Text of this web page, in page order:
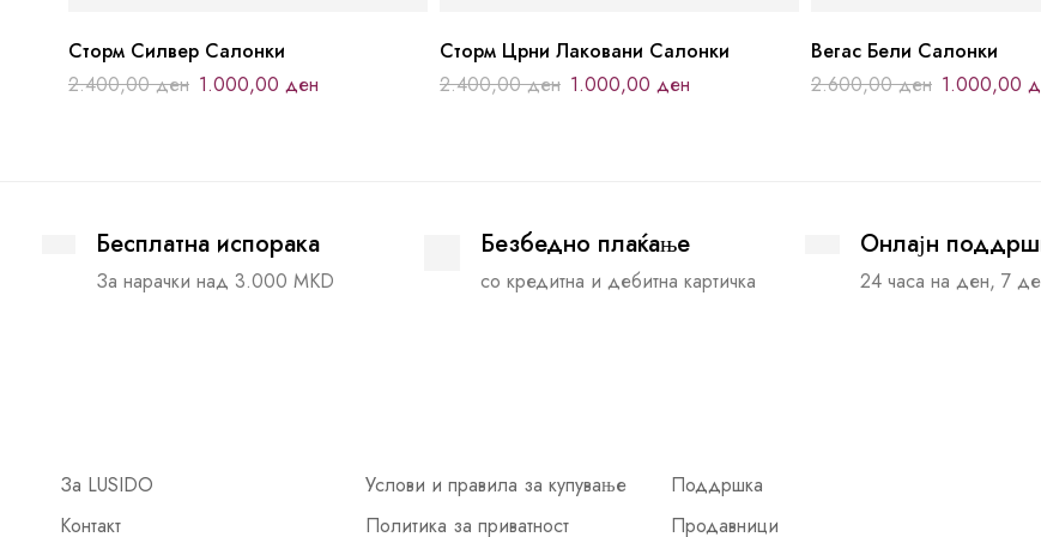
Сторм Силвер Салонки
2.400,00ден 1.000,00 ден
Сторм Црни Лаковани Салонки
2.400,00ден 1.000,00 ден
Вегас Бели Салонки
2.600,00ден 1.000,00
Бесплатна испорака
За нарачки над 3.000 MKD
Безбедно плаќање
со кредитна и дебитна картичка
Онлајн
24 часа на ден, 7
За LUSIDO
Контакт
Услови и правила за купување
Политика за приватност
Поддршка
Продавници